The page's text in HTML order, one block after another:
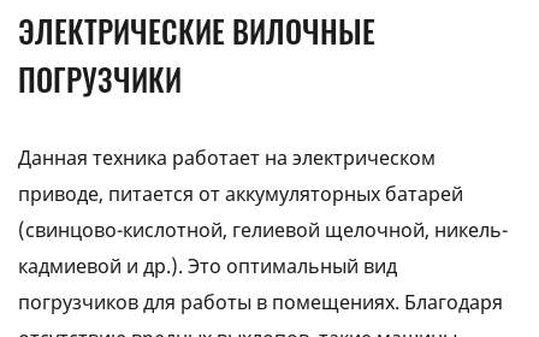
ЭЛЕКТРИЧЕСКИЕ ВИЛОЧНЫЕ
ПОГРУЗЧИКИ
Данная техника работает на электрическом
приводе, питается от аккумуляторных батарей
(свинцово-кислотной, гелиевой щелочной, никель-
кадмиевой и др.). Это оптимальный вид
погрузчиков для работы в помещениях. Благодаря